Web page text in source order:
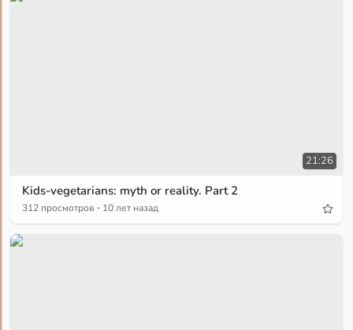
21:26
Kids-vegetarians: myth or reality. Part 2
312 просмотров · 10 лет назад